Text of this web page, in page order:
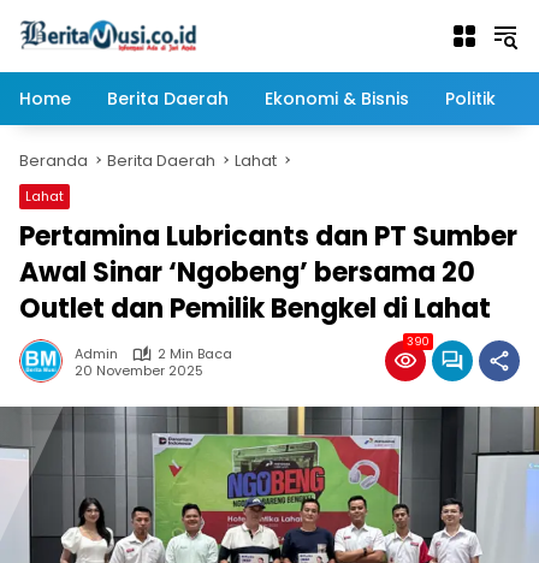
Home
Berita Daerah Ekonomi & Bisnis Politik
Beranda Berita Daerah Lahat
Lahat
Pertamina Lubricants dan PT Sumber
Awal Sinar ‘Ngobeng’ bersama 20
Outlet dan Pemilik Bengkel di Lahat
Admin
2 Min Baca
20 November 2025
390